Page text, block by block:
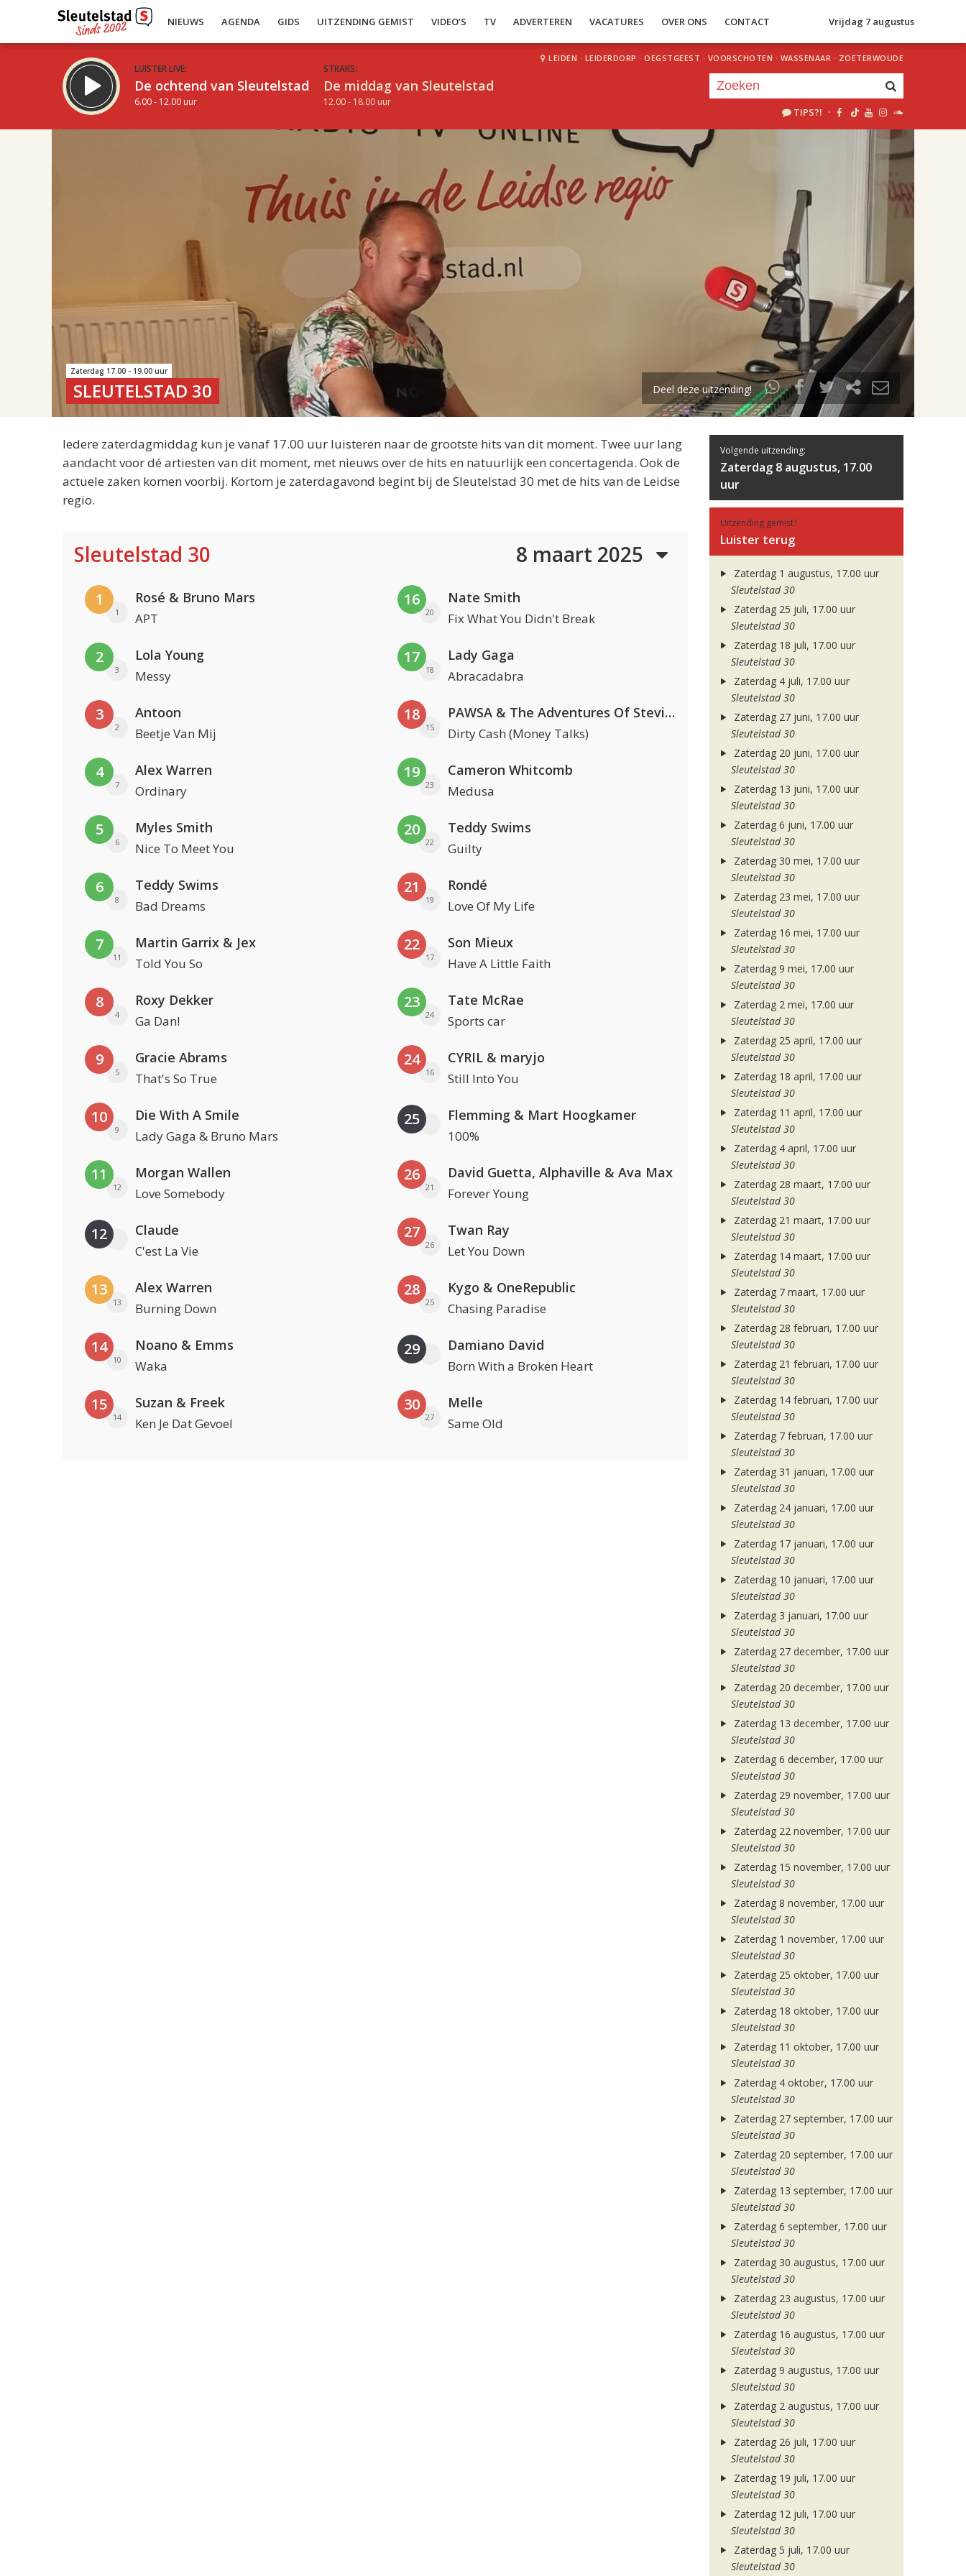
NIEUWS AGENDA GIDS UITZENDING GEMIST VIDEO’S TV ADVERTEREN VACATURES OVER ONS CONTACT Vrijdag 7 augustus
LUISTER LIVE:
De ochtend van Sleutelstad
6.00 - 12.00 uur
STRAKS:
De middag van Sleutelstad
12.00 - 18.00 uur
LEIDEN · LEIDERDORP · OEGSTGEEST · VOORSCHOTEN · WASSENAAR · ZOETERWOUDE
TIPS?! ·
uur 1 van 2
Volgend uur
Zaterdag 17.00 - 19.00 uur
SLEUTELSTAD 30 Deel deze uitzending!
Iedere zaterdagmiddag kun je vanaf 17.00 uur luisteren naar de grootste hits van dit moment. Twee uur lang
aandacht voor dé artiesten van dit moment, met nieuws over de hits en natuurlijk een concertagenda. Ook de
actuele zaken komen voorbij. Kortom je zaterdagavond begint bij de Sleutelstad 30 met de hits van de Leidse
regio.
Sleutelstad 30 8 maart 2025
1
1
Rosé & Bruno Mars
APT
2
3
Lola Young
Messy
3
2
Antoon
Beetje Van Mij
4
7
Alex Warren
Ordinary
5
6
Myles Smith
Nice To Meet You
6
8
Teddy Swims
Bad Dreams
7
11
Martin Garrix & Jex
Told You So
8
4
Roxy Dekker
Ga Dan!
9
5
Gracie Abrams
That's So True
10
9
Die With A Smile
Lady Gaga & Bruno Mars
11
12
Morgan Wallen
Love Somebody
12 Claude
C'est La Vie
13
13
Alex Warren
Burning Down
14
10
Noano & Emms
Waka
15
14
Suzan & Freek
Ken Je Dat Gevoel
16
20
Nate Smith
Fix What You Didn't Break
17
18
Lady Gaga
Abracadabra
18
15
PAWSA & The Adventures Of Stevie V
Dirty Cash (Money Talks)
19
23
Cameron Whitcomb
Medusa
20
22
Teddy Swims
Guilty
21
19
Rondé
Love Of My Life
22
17
Son Mieux
Have A Little Faith
23
24
Tate McRae
Sports car
24
16
CYRIL & maryjo
Still Into You
25 Flemming & Mart Hoogkamer
100%
26
21
David Guetta, Alphaville & Ava Max
Forever Young
27
26
Twan Ray
Let You Down
28
25
Kygo & OneRepublic
Chasing Paradise
29 Damiano David
Born With a Broken Heart
30
27
Melle
Same Old
Volgende uitzending:
Zaterdag 8 augustus, 17.00
uur
Uitzending gemist?
Luister terug
Zaterdag 1 augustus, 17.00 uur
Sleutelstad 30
Zaterdag 25 juli, 17.00 uur
Sleutelstad 30
Zaterdag 18 juli, 17.00 uur
Sleutelstad 30
Zaterdag 4 juli, 17.00 uur
Sleutelstad 30
Zaterdag 27 juni, 17.00 uur
Sleutelstad 30
Zaterdag 20 juni, 17.00 uur
Sleutelstad 30
Zaterdag 13 juni, 17.00 uur
Sleutelstad 30
Zaterdag 6 juni, 17.00 uur
Sleutelstad 30
Zaterdag 30 mei, 17.00 uur
Sleutelstad 30
Zaterdag 23 mei, 17.00 uur
Sleutelstad 30
Zaterdag 16 mei, 17.00 uur
Sleutelstad 30
Zaterdag 9 mei, 17.00 uur
Sleutelstad 30
Zaterdag 2 mei, 17.00 uur
Sleutelstad 30
Zaterdag 25 april, 17.00 uur
Sleutelstad 30
Zaterdag 18 april, 17.00 uur
Sleutelstad 30
Zaterdag 11 april, 17.00 uur
Sleutelstad 30
Zaterdag 4 april, 17.00 uur
Sleutelstad 30
Zaterdag 28 maart, 17.00 uur
Sleutelstad 30
Zaterdag 21 maart, 17.00 uur
Sleutelstad 30
Zaterdag 14 maart, 17.00 uur
Sleutelstad 30
Zaterdag 7 maart, 17.00 uur
Sleutelstad 30
Zaterdag 28 februari, 17.00 uur
Sleutelstad 30
Zaterdag 21 februari, 17.00 uur
Sleutelstad 30
Zaterdag 14 februari, 17.00 uur
Sleutelstad 30
Zaterdag 7 februari, 17.00 uur
Sleutelstad 30
Zaterdag 31 januari, 17.00 uur
Sleutelstad 30
Zaterdag 24 januari, 17.00 uur
Sleutelstad 30
Zaterdag 17 januari, 17.00 uur
Sleutelstad 30
Zaterdag 10 januari, 17.00 uur
Sleutelstad 30
Zaterdag 3 januari, 17.00 uur
Sleutelstad 30
Zaterdag 27 december, 17.00 uur
Sleutelstad 30
Zaterdag 20 december, 17.00 uur
Sleutelstad 30
Zaterdag 13 december, 17.00 uur
Sleutelstad 30
Zaterdag 6 december, 17.00 uur
Sleutelstad 30
Zaterdag 29 november, 17.00 uur
Sleutelstad 30
Zaterdag 22 november, 17.00 uur
Sleutelstad 30
Zaterdag 15 november, 17.00 uur
Sleutelstad 30
Zaterdag 8 november, 17.00 uur
Sleutelstad 30
Zaterdag 1 november, 17.00 uur
Sleutelstad 30
Zaterdag 25 oktober, 17.00 uur
Sleutelstad 30
Zaterdag 18 oktober, 17.00 uur
Sleutelstad 30
Zaterdag 11 oktober, 17.00 uur
Sleutelstad 30
Zaterdag 4 oktober, 17.00 uur
Sleutelstad 30
Zaterdag 27 september, 17.00 uur
Sleutelstad 30
Zaterdag 20 september, 17.00 uur
Sleutelstad 30
Zaterdag 13 september, 17.00 uur
Sleutelstad 30
Zaterdag 6 september, 17.00 uur
Sleutelstad 30
Zaterdag 30 augustus, 17.00 uur
Sleutelstad 30
Zaterdag 23 augustus, 17.00 uur
Sleutelstad 30
Zaterdag 16 augustus, 17.00 uur
Sleutelstad 30
Zaterdag 9 augustus, 17.00 uur
Sleutelstad 30
Zaterdag 2 augustus, 17.00 uur
Sleutelstad 30
Zaterdag 26 juli, 17.00 uur
Sleutelstad 30
Zaterdag 19 juli, 17.00 uur
Sleutelstad 30
Zaterdag 12 juli, 17.00 uur
Sleutelstad 30
Zaterdag 5 juli, 17.00 uur
Sleutelstad 30